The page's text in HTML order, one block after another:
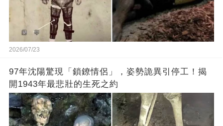
2026/07/23
97年沈陽驚現「鎖鐐情侶」，姿勢詭異引停工！揭
開1943年最悲壯的生死之約